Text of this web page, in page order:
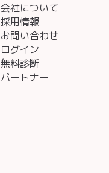
会社について
採用情報
お問い合わせ
ログイン
無料診断
パートナー